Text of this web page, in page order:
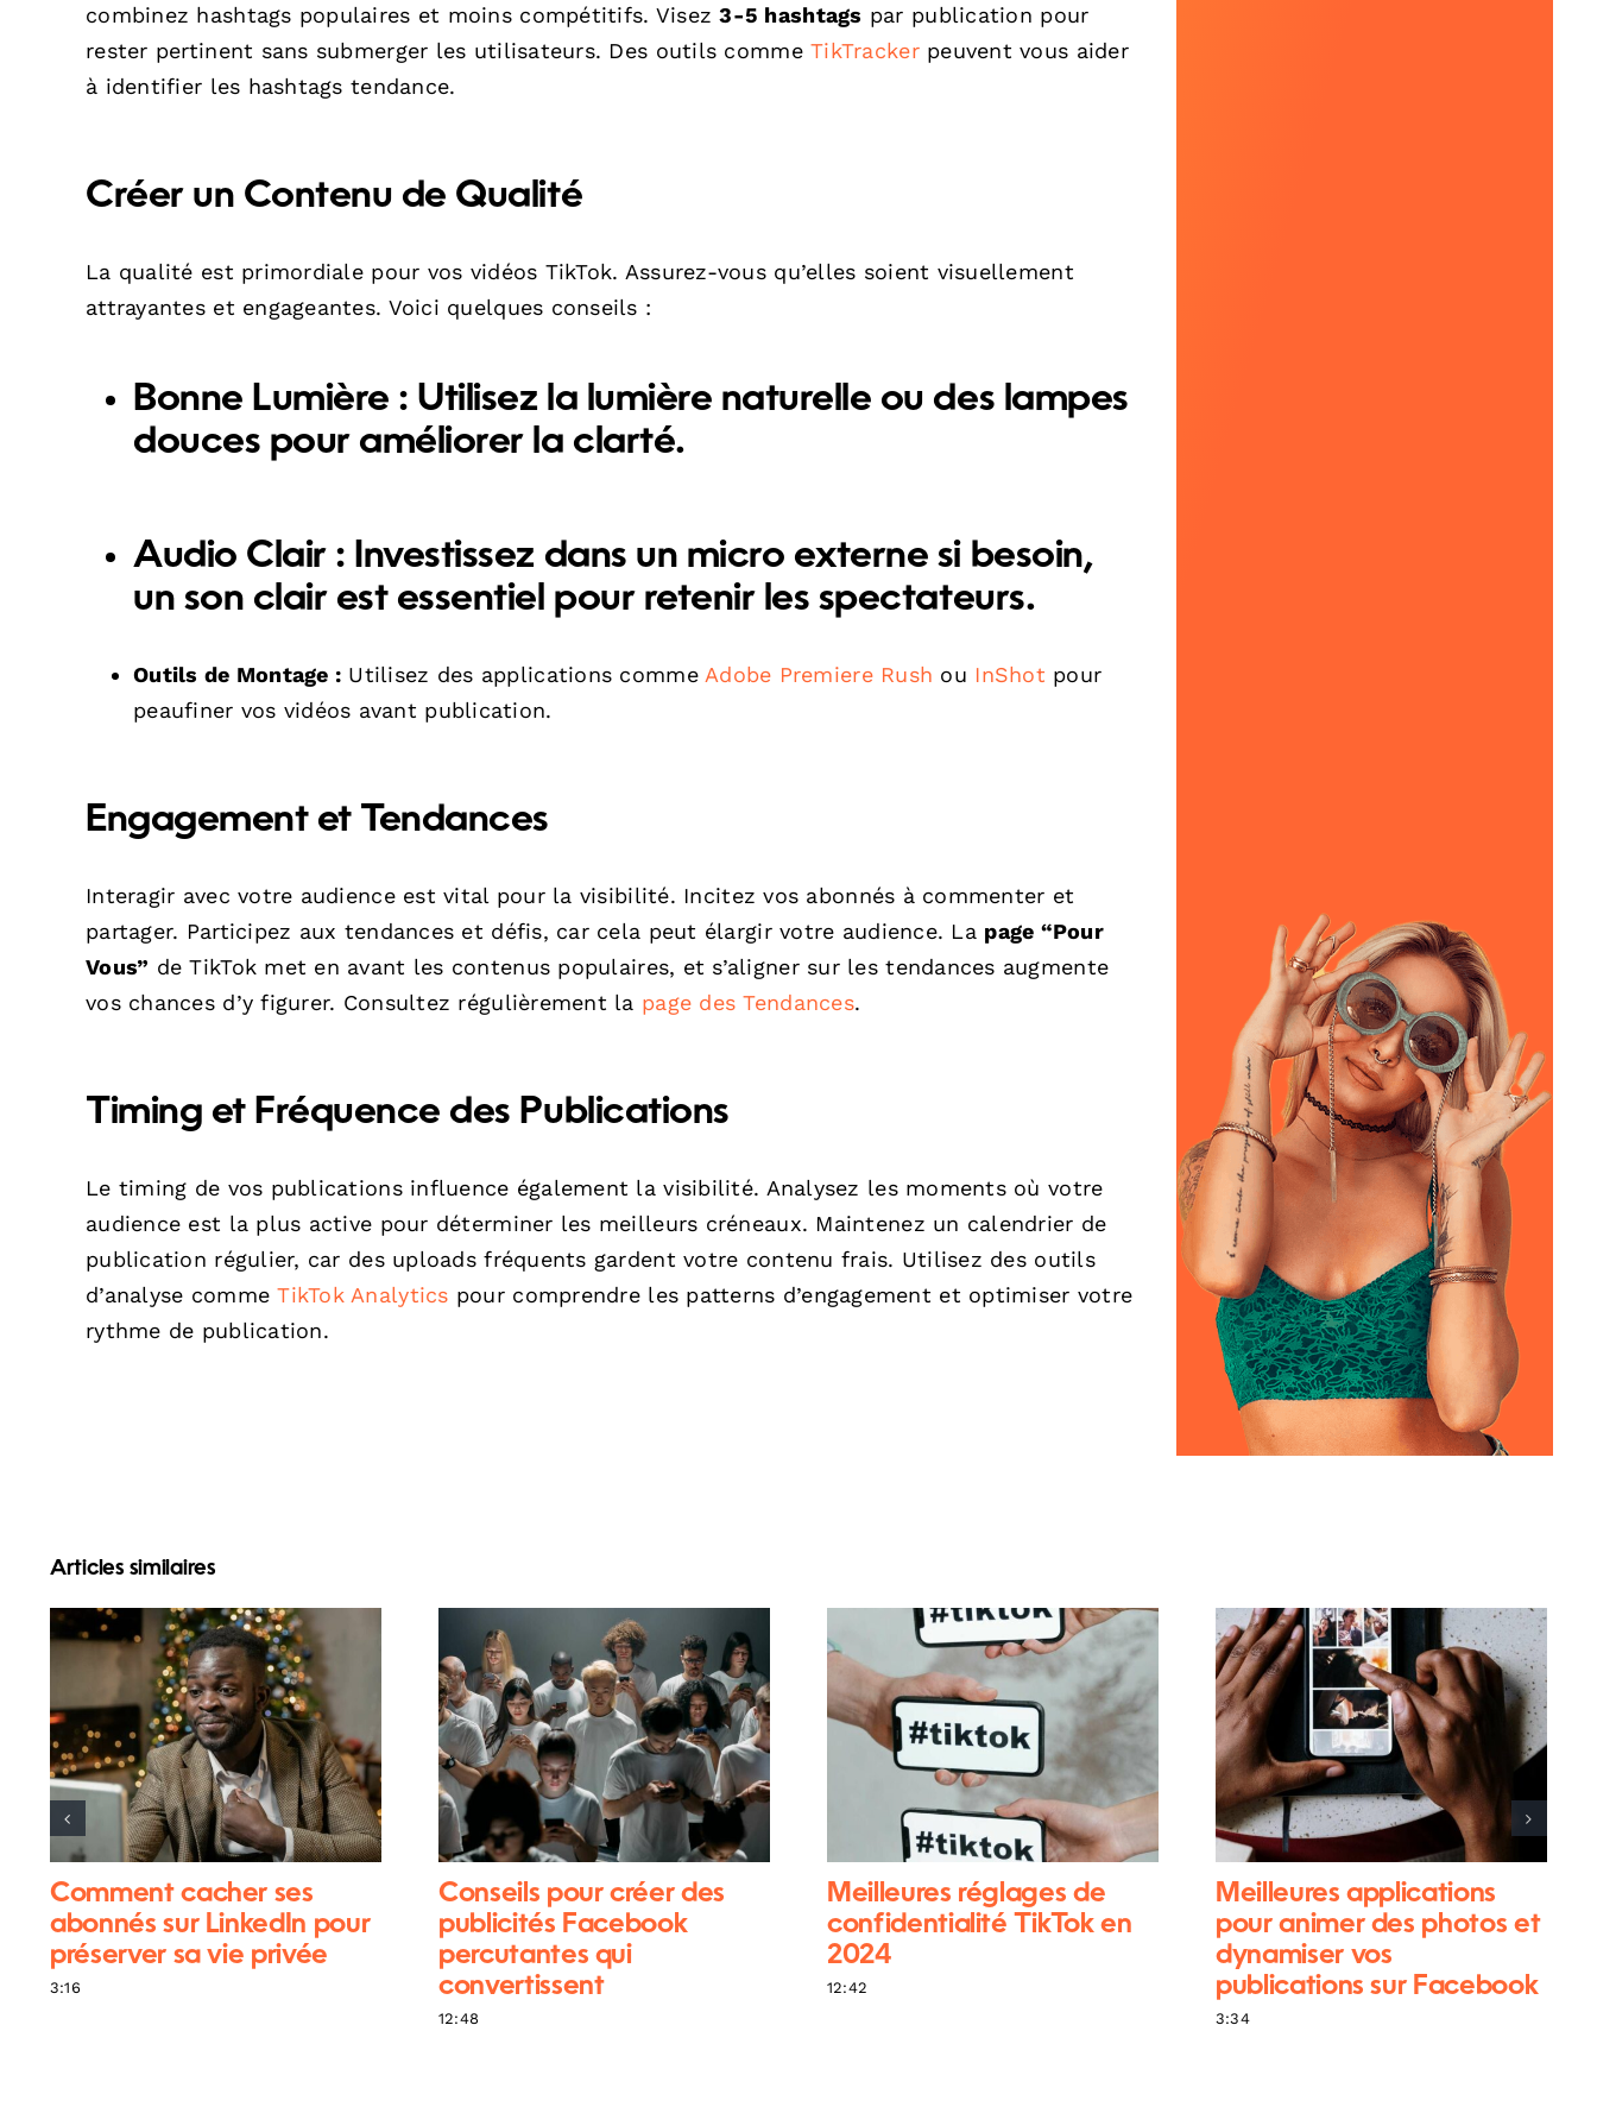
combinez hashtags populaires et moins compétitifs. Visez3-5 hashtags par publication pour
rester pertinent sans submerger les utilisateurs. Des outils commeTikTrackerpeuvent vous aider
à identifier les hashtags tendance.
Créer un Contenu de Qualité
La qualité est primordiale pour vos vidéos TikTok. Assurez-vous qu’elles soient visuellement
attrayantes et engageantes. Voici quelques conseils :
Bonne Lumière : Utilisez la lumière naturelle ou des lampes
douces pour améliorer la clarté.
Audio Clair : Investissez dans un micro externe si besoin,
un son clair est essentiel pour retenir les spectateurs.
Outils de Montage : Utilisez des applications comme Adobe Premiere Rush ou InShot pour
peaufiner vos vidéos avant publication.
Engagement et Tendances
Interagir avec votre audience est vital pour la visibilité. Incitez vos abonnés à commenter et
partager. Participez aux tendances et défis, car cela peut élargir votre audience. La page “Pour
Vous” de TikTok met en avant les contenus populaires, et s’aligner sur les tendances augmente
vos chances d’y figurer. Consultez régulièrement la page des Tendances.
Timing et Fréquence des Publications
Le timing de vos publications influence également la visibilité. Analysez les moments où votre
audience est la plus active pour déterminer les meilleurs créneaux. Maintenez un calendrier de
publication régulier, car des uploads fréquents gardent votre contenu frais. Utilisez des outils
d’analyse commeTikTok Analytics pour comprendre les patterns d’engagement et optimiser votre
rythme de publication.
Articles similaires
Comment cacher ses
abonnés sur LinkedIn pour
préserver sa vie privée
3:16
Conseils pour créer des
publicités Facebook
percutantes qui
convertissent
12:48
Meilleures réglages de
confidentialité TikTok en
2024
12:42
Meilleures applications
pour animer des photos et
dynamiser vos
publications sur Facebook
3:34